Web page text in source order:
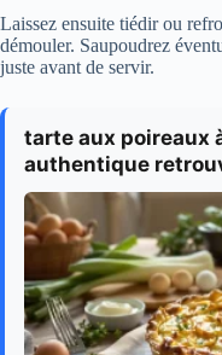
Laissez ensuite tiédir ou
démouler. Saupoudrez
juste avant de servir.
tarte aux poireaux
authentique